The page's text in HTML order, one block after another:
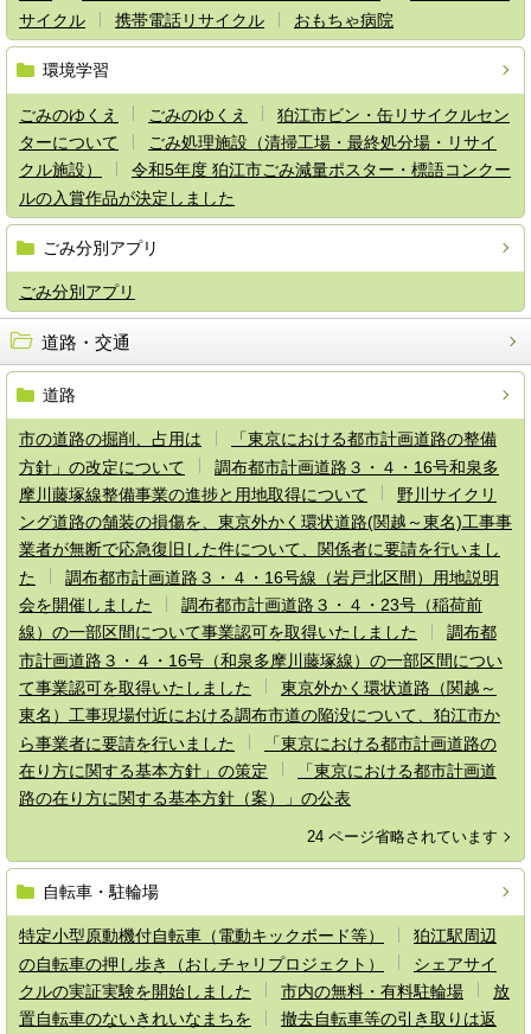
サイクル
携帯電話リサイクル おもちゃ病院
環境学習
ごみのゆくえ ごみのゆくえ
狛江市ビン・缶リサイクルセン
ターについて
ごみ処理施設（清掃工場・最終処分場・リサイ
クル施設）
令和5年度 狛江市ごみ減量ポスター・標語コンクー
ルの入賞作品が決定しました
ごみ分別アプリ
ごみ分別アプリ
道路・交通
道路
市の道路の掘削、占用は
「東京における都市計画道路の整備
方針」の改定について
調布都市計画道路３・４・16号和泉多
摩川藤塚線整備事業の進捗と用地取得について
野川サイクリ
ング道路の舗装の損傷を、東京外かく環状道路(関越～東名)工事事
業者が無断で応急復旧した件について、関係者に要請を行いまし
た
調布都市計画道路３・４・16号線（岩戸北区間）用地説明
会を開催しました
調布都市計画道路３・４・23号（稲荷前
線）の一部区間について事業認可を取得いたしました
調布都
市計画道路３・４・16号（和泉多摩川藤塚線）の一部区間につい
て事業認可を取得いたしました
東京外かく環状道路（関越～
東名）工事現場付近における調布市道の陥没について、狛江市か
ら事業者に要請を行いました
「東京における都市計画道路の
在り方に関する基本方針」の策定
「東京における都市計画道
路の在り方に関する基本方針（案）」の公表
24 ページ省略されています
自転車・駐輪場
特定小型原動機付自転車（電動キックボード等）
狛江駅周辺
の自転車の押し歩き（おしチャリプロジェクト）
シェアサイ
クルの実証実験を開始しました
市内の無料・有料駐輪場
放
置自転車のないきれいなまちを
撤去自転車等の引き取りは返